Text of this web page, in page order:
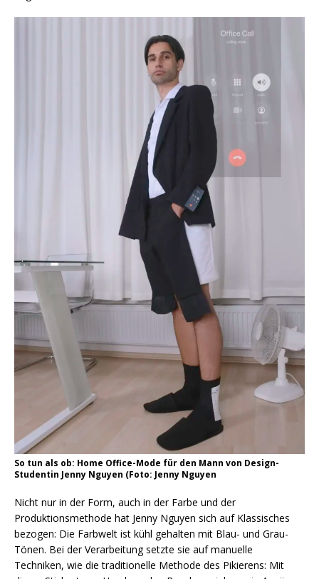
So tun als ob: Home Office-Mode für den Mann von Design-
Studentin Jenny Nguyen (Foto: Jenny Nguyen
Nicht nur in der Form, auch in der Farbe und der
Produktionsmethode hat Jenny Nguyen sich auf Klassisches
bezogen: Die Farbwelt ist kühl gehalten mit Blau- und Grau-
Tönen. Bei der Verarbeitung setzte sie auf manuelle
Techniken, wie die traditionelle Methode des Pikierens: Mit